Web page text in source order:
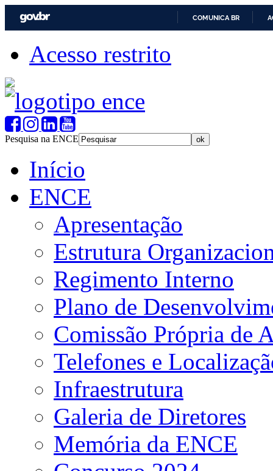
COMUNICA BR
Acesso restrito
Pesquisa na ENCE
Início
ENCE
Apresentação
Estrutura
Regimento Interno
Plano de
Comissão Própria de
Telefones e
Infraestrutura
Galeria de Diretores
Memória da ENCE